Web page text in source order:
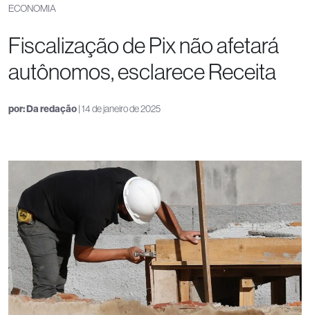
ECONOMIA
Fiscalização de Pix não afetará
autônomos, esclarece Receita
por:Da redação| 14 de janeiro de 2025